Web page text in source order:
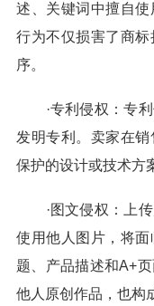
述、关键词中擅自
行为不仅损害了商
序。
·专利侵权：专利
发明专利。卖家在
保护的设计或技术方
·图文侵权：上传
使用他人图片，将
题、产品描述和A+
他人原创作品，也构